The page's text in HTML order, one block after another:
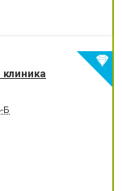
каналов
Б